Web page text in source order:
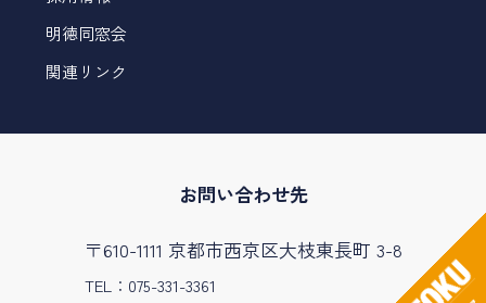
明徳同窓会
関連リンク
お問い合わせ先
〒610-1111 京都市西京区大枝東長町 3-8
TEL：075-331-3361